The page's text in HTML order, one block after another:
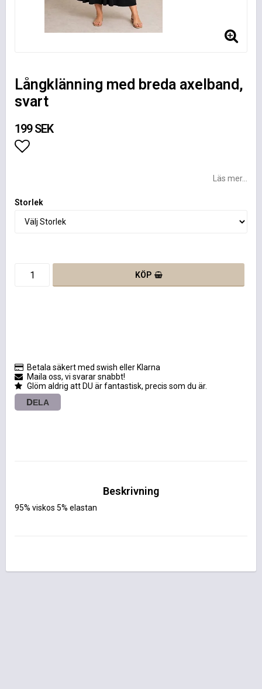
Långklänning med breda axelband,
svart
199 SEK
Läs mer...
Storlek
KÖP
Betala säkert med swish eller Klarna
Maila oss, vi svarar snabbt!
Glöm aldrig att DU är fantastisk, precis som du är.
DELA
Beskrivning
95% viskos 5% elastan